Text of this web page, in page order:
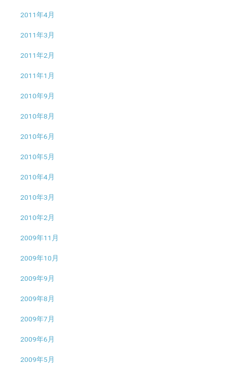
2011年4月
2011年3月
2011年2月
2011年1月
2010年9月
2010年8月
2010年6月
2010年5月
2010年4月
2010年3月
2010年2月
2009年11月
2009年10月
2009年9月
2009年8月
2009年7月
2009年6月
2009年5月